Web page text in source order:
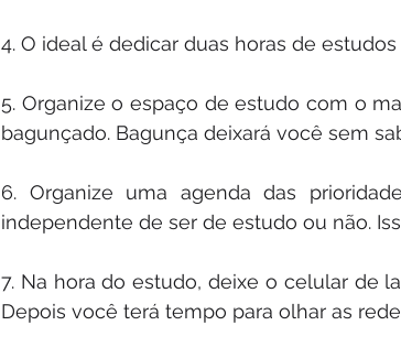
4. O ideal é dedicar duas horas de
5. Organize o espaço de estudo com o
bagunçado. Bagunça deixará você sem
6. Organize uma agenda das
independente de ser de estudo ou não.
7. Na hora do estudo, deixe o celular de
Depois você terá tempo para olhar as